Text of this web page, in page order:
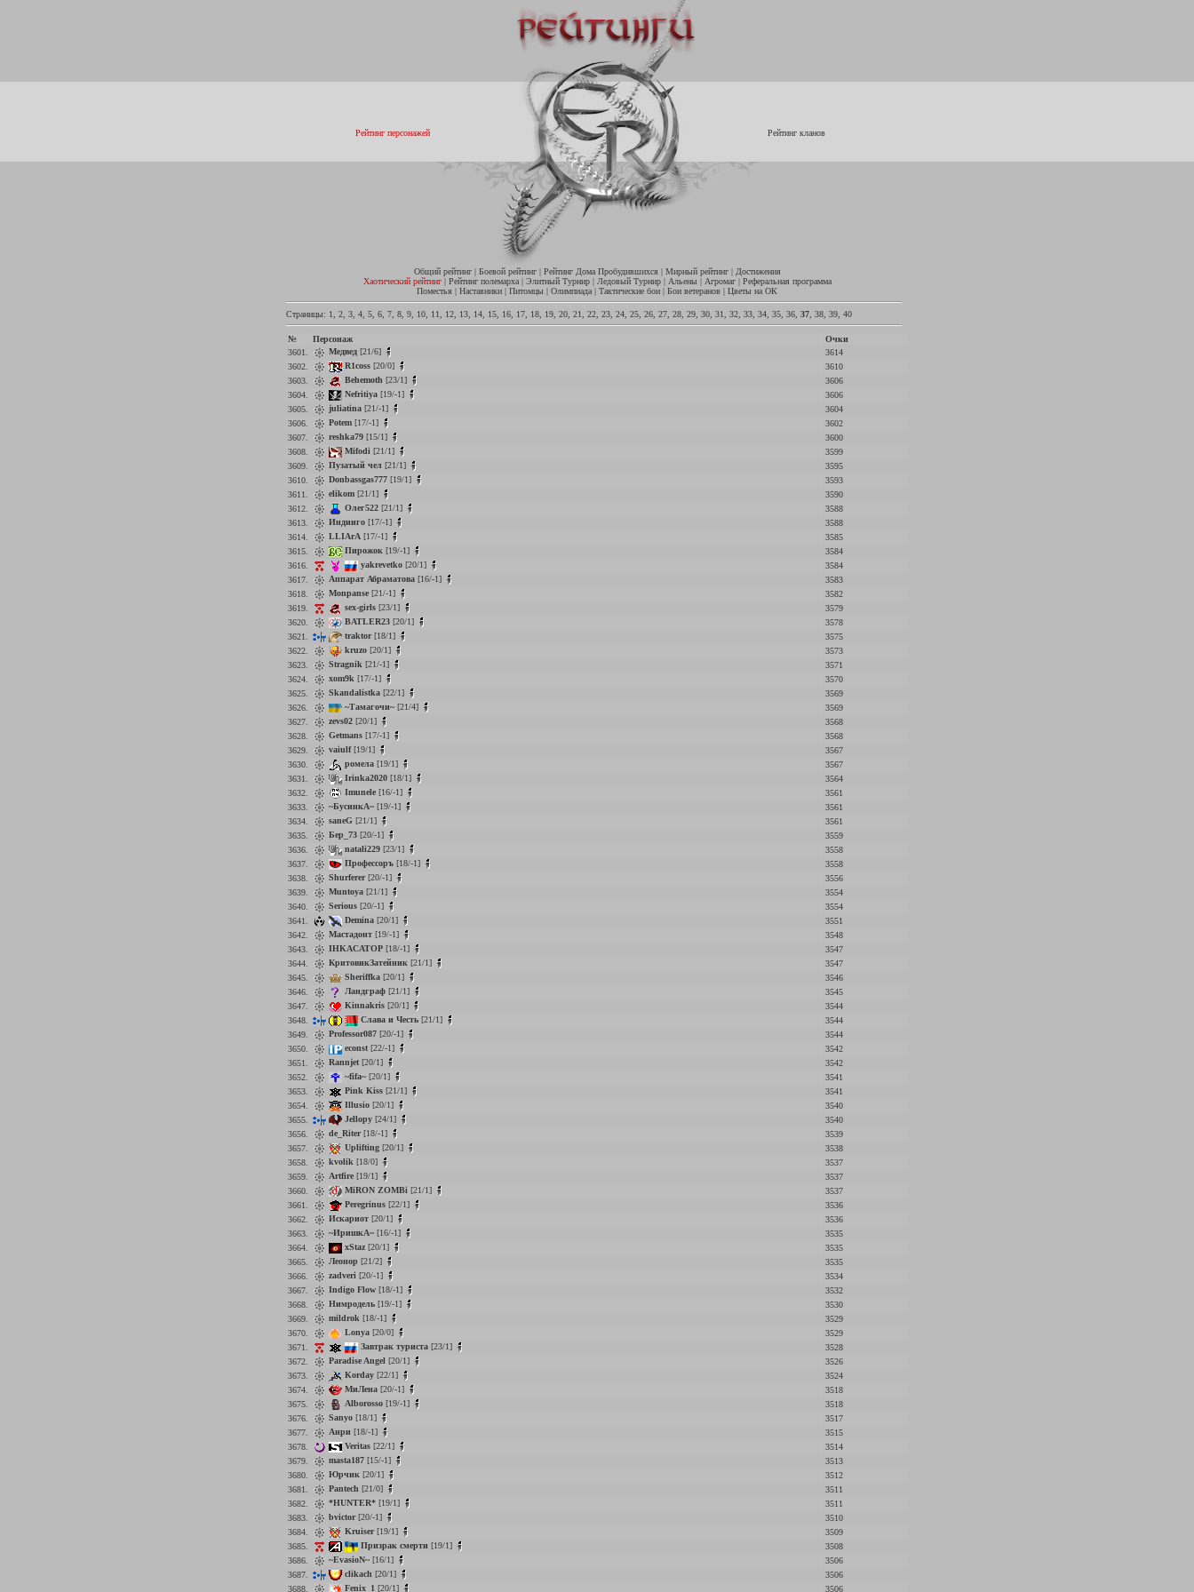
Рейтинг персонажей Рейтинг кланов
Общий рейтинг| Боевой рейтинг| Рейтинг Дома Пробудившихся | Мирный рейтинг| Достижения
Хаотический рейтинг| Рейтинг полемарха| Элитный Турнир| Ледовый Турнир| Альены| Агромаг| Реферальная программа
Поместья | Наставники | Питомцы | Олимпиада | Тактические бои | Бои ветеранов | Цветы на ОК
Страницы: 1 2 3 4 5 6 7 8 9 10 11 12 13 14 15 16 17 18 19 20 21 22 23 24 25 26 27 28 29 30 31 32 33 34 35 36 37 38 39 40
№ Персонаж
Очки
3601.
Медвед [21/6]
3614
3602.
R1coss [20/0]
3610
3603.
Behemoth [23/1]
3606
3604.
Nefritiya [19/-1]
3606
3605.
juliatina [21/-1]
3604
3606.
Potem [17/-1]
3602
3607.
reshka79 [15/1]
3600
3608.
Mifodi [21/1]
3599
3609.
Пузатый чел [21/1]
3595
3610.
Donbassgas777 [19/1]
3593
3611.
elikom [21/1]
3590
3612.
Олег522 [21/1]
3588
3613.
Индииго [17/-1]
3588
3614.
LLIArA [17/-1]
3585
3615.
Пирожок [19/-1]
3584
3616.
yakrevetko [20/1]
3584
3617.
Аппарат Абраматова [16/-1]
3583
3618.
Monpanse [21/-1]
3582
3619.
sex-girls [23/1]
3579
3620.
BATLER23 [20/1]
3578
3621.
traktor[18/1]
3575
3622.
kruzo [20/1]
3573
3623.
Stragnik [21/-1]
3571
3624.
xom9k [17/-1]
3570
3625.
Skandalistka [22/1]
3569
3626.
~Тамагочи~ [21/4]
3569
3627.
zevs02 [20/1]
3568
3628.
Getmans [17/-1]
3568
3629.
vaiulf[19/1]
3567
3630.
ромела [19/1]
3567
3631.
Irinka2020 [18/1]
3564
3632.
Imunele [16/-1]
3561
3633.
~БусинкА~ [19/-1]
3561
3634.
saneG [21/1]
3561
3635.
Бер_73 [20/-1]
3559
3636.
natali229 [23/1]
3558
3637.
Профессоръ [18/-1]
3558
3638.
Shurferer[20/-1]
3556
3639.
Muntoya [21/1]
3554
3640.
Serious [20/-1]
3554
3641.
Demina [20/1]
3551
3642.
Мастадонт [19/-1]
3548
3643.
IHKACATOP [18/-1]
3547
3644.
КритовикЗатейник [21/1]
3547
3645.
Sheriffka [20/1]
3546
3646.
Ландграф [21/1]
3545
3647.
Kinnakris [20/1]
3544
3648.
Слава и Честь [21/1]
3544
3649.
Professor087 [20/-1]
3544
3650.
econst [22/-1]
3542
3651.
Rannjet [20/1]
3542
3652.
~fifa~ [20/1]
3541
3653.
Pink Kiss [21/1]
3541
3654.
Illusio [20/1]
3540
3655.
Jellopy [24/1]
3540
3656.
de_Riter[18/-1]
3539
3657.
Uplifting [20/1]
3538
3658.
kvolik [18/0]
3537
3659.
Artfire [19/1]
3537
3660.
MiRON ZOMBi [21/1]
3537
3661.
Peregrinus [22/1]
3536
3662.
Искариот [20/1]
3536
3663.
~ИришкА~ [16/-1]
3535
3664.
xStaz [20/1]
3535
3665.
Леонор [21/2]
3535
3666.
zadveri [20/-1]
3534
3667.
Indigo Flow [18/-1]
3532
3668.
Нимродель [19/-1]
3530
3669.
mildrok [18/-1]
3529
3670.
Lonya [20/0]
3529
3671.
Завтрак туриста [23/1]
3528
3672.
Paradise Angel [20/1]
3526
3673.
Korday [22/1]
3524
3674.
МиЛена [20/-1]
3518
3675.
Alborosso [19/-1]
3518
3676.
Sanyo [18/1]
3517
3677.
Анри [18/-1]
3515
3678.
Veritas [22/1]
3514
3679.
masta187 [15/-1]
3513
3680.
Юрчик [20/1]
3512
3681.
Pantech [21/0]
3511
3682.
*HUNTER* [19/1]
3511
3683.
bvictor[20/-1]
3510
3684.
Kruiser[19/1]
3509
3685.
Призрак смерти [19/1]
3508
3686.
~EvasioN~ [16/1]
3506
3687.
clikach [20/1]
3506
3688.
Fenix_1 [20/1] 3506